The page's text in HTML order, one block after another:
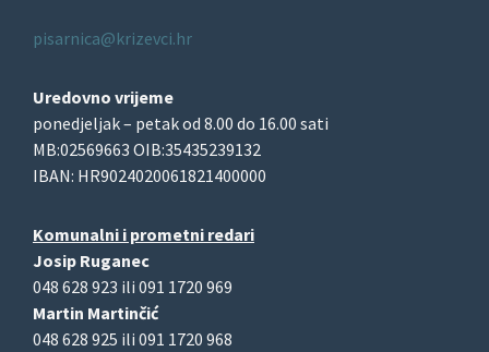
pisarnica@krizevci.hr
Uredovno vrijeme
ponedjeljak – petak od 8.00 do 16.00 sati
MB:02569663 OIB:35435239132
IBAN: HR9024020061821400000
Komunalni i prometni redari
Josip Ruganec
048 628 923 ili 091 1720 969
Martin Martinčić
048 628 925 ili 091 1720 968